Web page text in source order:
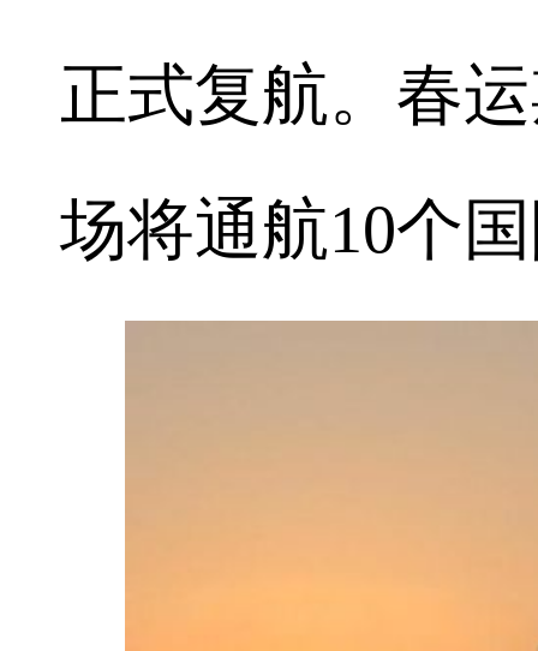
正式复航。春
场将通航10个